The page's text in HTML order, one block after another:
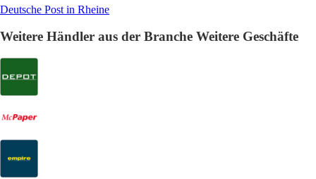
Deutsche Post in Rheine
Weitere Händler aus der Branche Weitere Geschäfte